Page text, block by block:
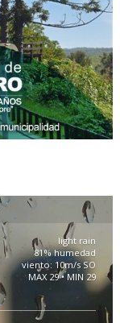
light rain
81% humedad
viento: 10m/s SO
MAX 29 • MIN 29